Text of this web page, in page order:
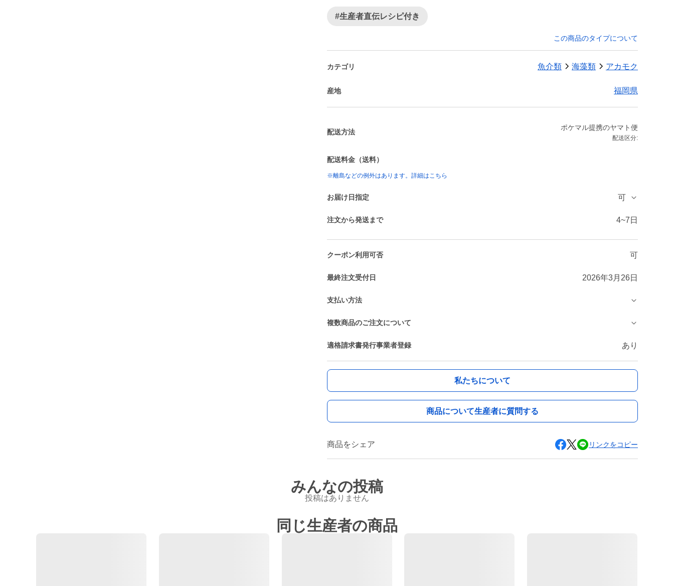
#生産者直伝レシピ付き
この商品のタイプについて
カテゴリ 魚介類 海藻類 アカモク
産地 福岡県
配送方法
ポケマル提携のヤマト便
配送区分:
配送料金（送料）
※離島などの例外はあります。詳細はこちら
お届け日指定 可
注文から発送まで 4~7日
クーポン利用可否 可
最終注文受付日 2026年3月26日
支払い方法
複数商品のご注文について
適格請求書発行事業者登録 あり
私たちについて
商品について生産者に質問する
商品をシェア リンクをコピー
みんなの投稿
投稿はありません
同じ生産者の商品